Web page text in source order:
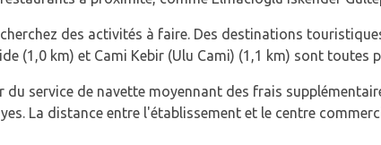
des activités à faire. Des destinations
(1,0 km) et Cami Kebir (Ulu Cami) (1,1 km) sont toutes
service de navette moyennant des frais
La distance entre l'établissement et le centre